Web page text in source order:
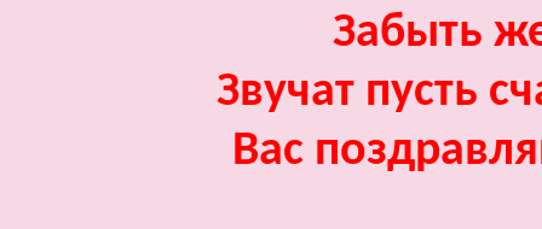
Забыть
Звучат пусть
Вас